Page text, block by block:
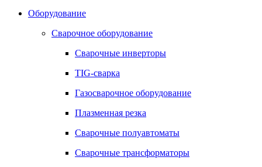
Оборудование
Сварочное оборудование
Сварочные инверторы
TIG-сварка
Газосварочное оборудование
Плазменная резка
Сварочные полуавтоматы
Сварочные трансформаторы